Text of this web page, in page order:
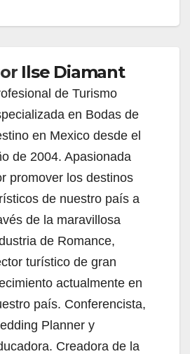
Ilse Diamant
de Turismo
en Bodas de
en Mexico desde el
de 2004. Apasionada
promover los destinos
de nuestro país a
de la maravillosa
de Romance,
turístico de gran
actualmente en
país. Conferencista,
Planner y
Creadora de la